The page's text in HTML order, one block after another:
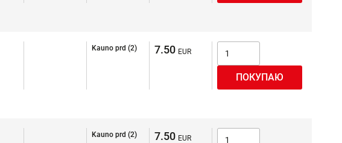
Kauno prd (2) 7.50
Kauno prd (2) 7.50